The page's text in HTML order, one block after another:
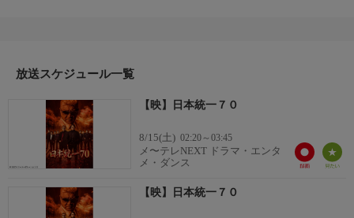
がすまいと息巻いていたが、同じく待ち伏せをする川谷を見つけ
放送スケジュール一覧
【映】日本統一７０
8/15(土) 02:20～03:45
メ〜テレNEXT ドラマ・エンタ
メ・ダンス
【映】日本統一７０